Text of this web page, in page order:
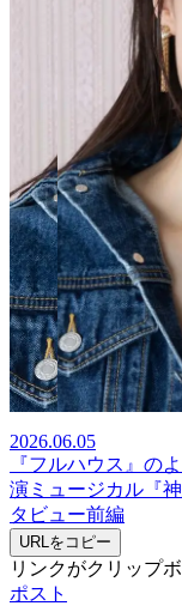
2026.06.05
『フルハウス』の
演ミュージカル『
タビュー前編
URLをコピー
リンクがクリップ
ポスト